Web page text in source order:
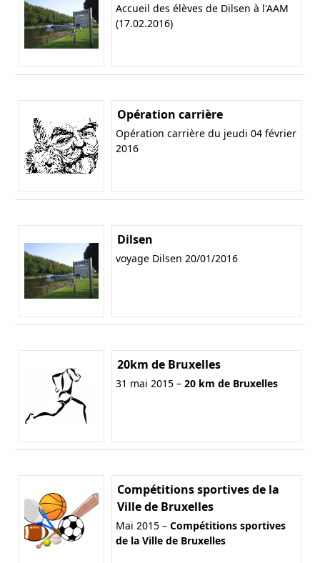
Accueil des élèves de Dilsen à l'AAM
(17.02.2016)
Opération carrière
Opération carrière du jeudi 04 février
2016
Dilsen
voyage Dilsen 20/01/2016
20km de Bruxelles
31 mai 2015 – 20 km de Bruxelles
Compétitions sportives de la
Ville de Bruxelles
Mai 2015 – Compétitions sportives
de la Ville de Bruxelles